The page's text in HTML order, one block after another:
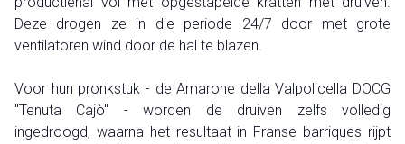
Deze drogen ze in die periode 24/7 door met grote
ventilatoren wind door de hal te blazen.
Voor hun pronkstuk - de Amarone della Valpolicella DOCG
"Tenuta Cajò" - worden de druiven zelfs volledig
ingedroogd, waarna het resultaat in Franse barriques rijpt